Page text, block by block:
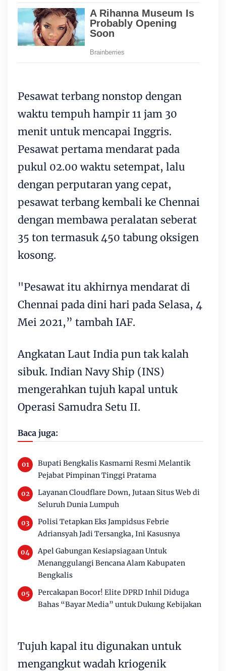
Pesawat terbang nonstop dengan
waktu tempuh hampir 11 jam 30
menit untuk mencapai Inggris.
Pesawat pertama mendarat pada
pukul 02.00 waktu setempat, lalu
dengan perputaran yang cepat,
pesawat terbang kembali ke Chennai
dengan membawa peralatan seberat
35 ton termasuk 450 tabung oksigen
kosong.
"Pesawat itu akhirnya mendarat di
Chennai pada dini hari pada Selasa, 4
Mei 2021,” tambah IAF.
Angkatan Laut India pun tak kalah
sibuk. Indian Navy Ship (INS)
mengerahkan tujuh kapal untuk
Operasi Samudra Setu II.
Baca juga:
Bupati Bengkalis Kasmarni Resmi Melantik
Pejabat Pimpinan Tinggi Pratama
Layanan Cloudflare Down, Jutaan Situs Web di
Seluruh Dunia Lumpuh
Polisi Tetapkan Eks Jampidsus Febrie
Adriansyah Jadi Tersangka, Ini Kasusnya
Apel Gabungan Kesiapsiagaan Untuk
Menanggulangi Bencana Alam Kabupaten
Bengkalis
Percakapan Bocor! Elite DPRD Inhil Diduga
Bahas “Bayar Media” untuk Dukung Kebijakan
Tujuh kapal itu digunakan untuk
mengangkut wadah kriogenik